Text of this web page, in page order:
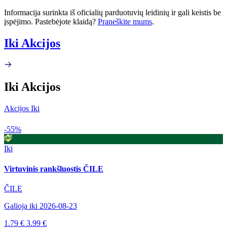
Informacija surinkta iš oficialių parduotuvių leidinių ir gali keistis be
įspėjimo. Pastebėjote klaidą? Praneškite mums.
Iki Akcijos
Iki Akcijos
Akcijos Iki
-55%
Iki
Virtuvinis rankšluostis ČILE
ČILE
Galioja iki 2026-08-23
1.79 € 3.99 €